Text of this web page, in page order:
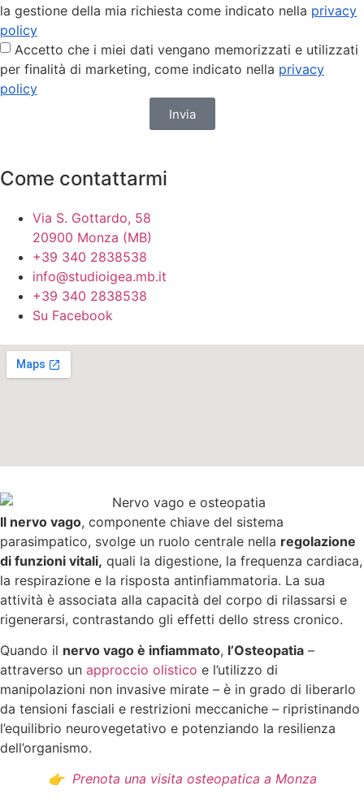
la gestione della mia richiesta come indicato nella privacy
policy
Accetto che i miei dati vengano memorizzati e utilizzati
per finalità di marketing, come indicato nella privacy
policy
Invia
Come contattarmi
Via S. Gottardo, 58
20900 Monza (MB)
+39 340 2838538
info@studioigea.mb.it
+39 340 2838538
Su Facebook
Il nervo vago, componente chiave del sistema
parasimpatico, svolge un ruolo centrale nella regolazione
di funzioni vitali, quali la digestione, la frequenza cardiaca,
la respirazione e la risposta antinfiammatoria. La sua
attività è associata alla capacità del corpo di rilassarsi e
rigenerarsi, contrastando gli effetti dello stress cronico.
Quando il nervo vago è infiammato, l’Osteopatia –
attraverso un approccio olistico e l’utilizzo di
manipolazioni non invasive mirate – è in grado di liberarlo
da tensioni fasciali e restrizioni meccaniche – ripristinando
l’equilibrio neurovegetativo e potenziando la resilienza
dell’organismo.
👉 Prenota una visita osteopatica a Monza